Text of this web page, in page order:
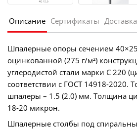
Описание Сертификаты Доставка
Шпалерные опоры сечением
оцинкованной (275 г/м²)
углеродистой стали марки С 220
соответствии с ГОСТ 14918-2020.
шпалеры – 1.5 (2.0) мм. Толщина
18-20 микрон.
Шпалерные столбы под